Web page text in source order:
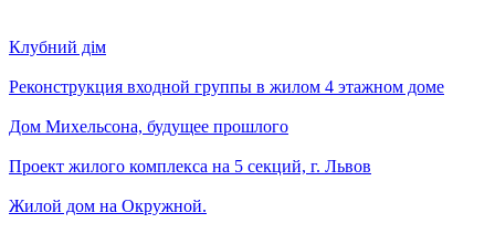
Клубний дім
Реконструкция входной группы в жилом 4 этажном доме
Дом Михельсона, будущее прошлого
Проект жилого комплекса на 5 секций, г. Львов
Жилой дом на Окружной.